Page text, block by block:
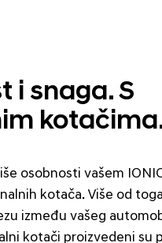
i snaga. S
osobnosti vašem
kotača. Više od
između vašeg
kotači proizvedeni su